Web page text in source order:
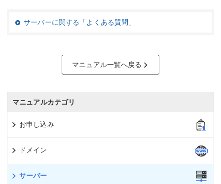
サーバーに関する「よくある質問」
マニュアル一覧へ戻る
マニュアルカテゴリ
お申し込み
ドメイン
サーバー